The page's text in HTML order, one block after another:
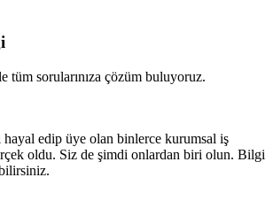
tüm sorularınıza çözüm buluyoruz.
hayal edip üye olan binlerce kurumsal iş
oldu. Siz de şimdi onlardan biri olun. Bilgi